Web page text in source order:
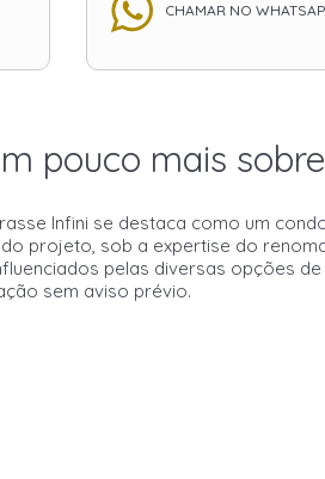
CHAMAR NO
pouco mais
Infini se destaca como um
projeto, sob a expertise do
pelas diversas opções
sem aviso prévio.